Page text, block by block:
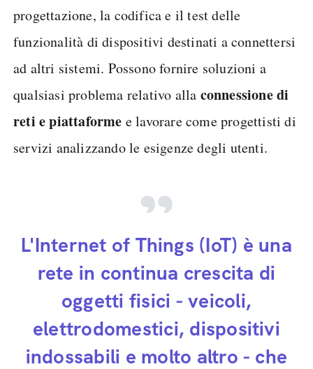
progettazione, la codifica e il test delle
funzionalità di dispositivi destinati a connettersi
ad altri sistemi. Possono fornire soluzioni a
qualsiasi problema relativo alla connessione di
reti e piattaforme e lavorare come progettisti di
servizi analizzando le esigenze degli utenti.
L'Internet of Things (IoT) è una
rete in continua crescita di
oggetti fisici - veicoli,
elettrodomestici, dispositivi
indossabili e molto altro - che